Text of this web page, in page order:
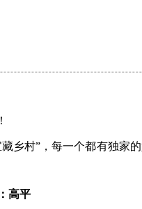
乡村”，每一个都有独家
高平